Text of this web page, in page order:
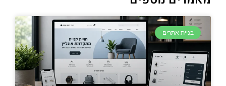
בניית אתרים